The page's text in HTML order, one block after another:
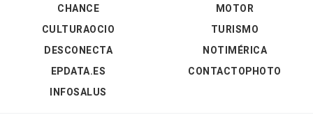
CHANCE
CULTURAOCIO
DESCONECTA
EPDATA.ES
INFOSALUS
MOTOR
TURISMO
NOTIMÉRICA
CONTACTOPHOTO